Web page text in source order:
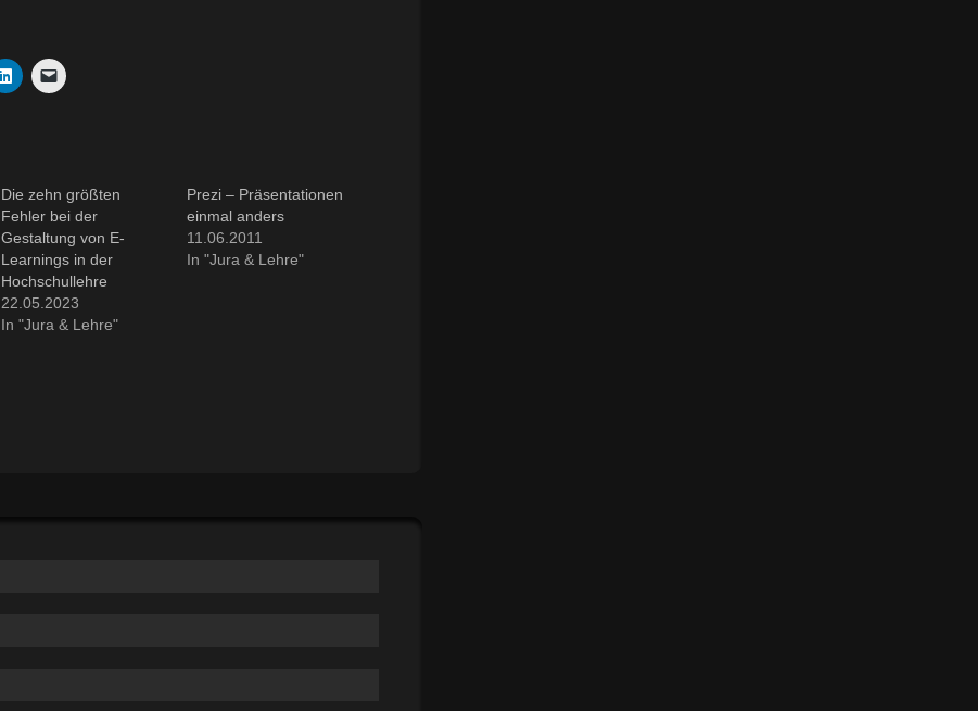
Die zehn größten
Fehler bei der
Gestaltung von E-
Learnings in der
Hochschullehre
22.05.2023
In "Jura & Lehre"
Prezi – Präsentationen
einmal anders
11.06.2011
In "Jura & Lehre"